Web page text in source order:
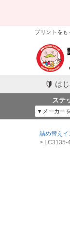
プリントをも
は
ステ
詰め替えイ
LC3135-